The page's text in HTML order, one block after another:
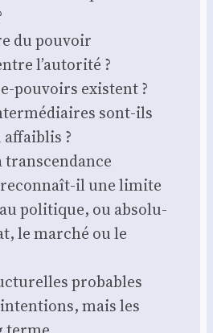
du pou­voir
l’autorité ?
pou­voirs existent ?
sont-ils
?
trans­cen­dance
recon­naît-il une limite
poli­tique, ou abso­lu­
le mar­ché ou le
pro­bables
mais les